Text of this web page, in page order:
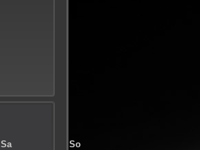
Sa
So